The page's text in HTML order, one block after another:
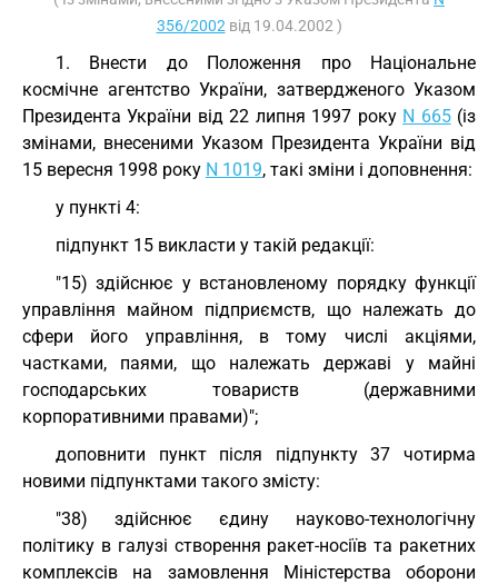
356/2002 від 19.04.2002 )
1. Внести до Положення про Національне
космічне агентство України, затвердженого Указом
Президента України від 22 липня 1997 року N 665(із
змінами, внесеними Указом Президента України від
15 вересня 1998 року N 1019, такі зміни і доповнення:
у пункті 4:
підпункт 15 викласти у такій редакції:
"15) здійснює у встановленому порядку функції
управління майном підприємств, що належать до
сфери його управління, в тому числі акціями,
частками, паями, що належать державі у майні
господарських товариств (державними
корпоративними правами)";
доповнити пункт після підпункту 37 чотирма
новими підпунктами такого змісту:
"38) здійснює єдину науково-технологічну
політику в галузі створення ракет-носіїв та ракетних
комплексів на замовлення Міністерства оборони